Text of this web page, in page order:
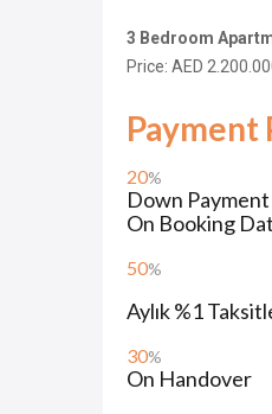
3 Bedroom
Price: AED
Payment
20%
Down Payment
On Booking
50%
Aylık %1
30%
On Handover